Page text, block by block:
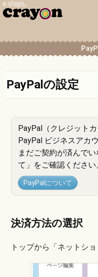
PayPalの設定
PayPal（クレジット
PayPal ビジネスアカ
まだご契約が済んで
て」をご確認ください
PayPalについて
決済方法の選択
トップから「ネットシ